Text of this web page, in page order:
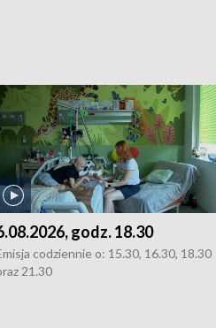
godz. 18.30
codziennie o: 15.30, 16.30, 18.30
21.30